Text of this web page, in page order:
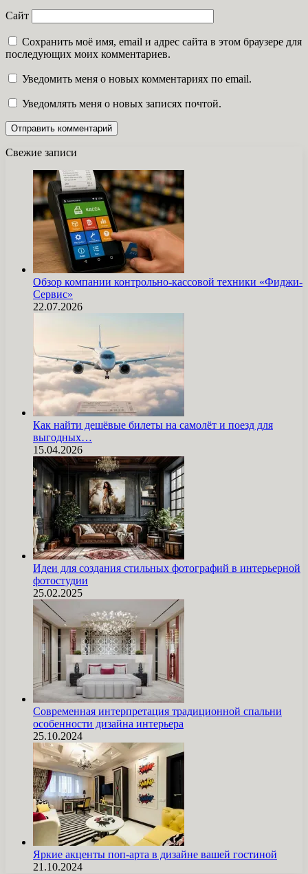
Сайт
Сохранить моё имя, email и адрес сайта в этом браузере для
последующих моих комментариев.
Уведомить меня о новых комментариях по email.
Уведомлять меня о новых записях почтой.
Свежие записи
Обзор компании контрольно-кассовой техники «Фиджи-
Сервис»
22.07.2026
Как найти дешёвые билеты на самолёт и поезд для
выгодных…
15.04.2026
Идеи для создания стильных фотографий в интерьерной
фотостудии
25.02.2025
Современная интерпретация традиционной спальни
особенности дизайна интерьера
25.10.2024
Яркие акценты поп-арта в дизайне вашей гостиной
21.10.2024